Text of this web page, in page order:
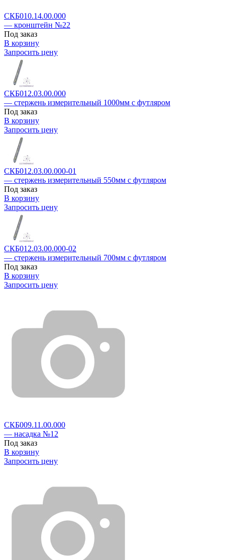
СКБ010.14.00.000
— кронштейн №22
Под заказ
В корзину
Запросить цену
СКБ012.03.00.000
— стержень измерительный 1000мм с футляром
Под заказ
В корзину
Запросить цену
СКБ012.03.00.000-01
— стержень измерительный 550мм с футляром
Под заказ
В корзину
Запросить цену
СКБ012.03.00.000-02
— стержень измерительный 700мм с футляром
Под заказ
В корзину
Запросить цену
СКБ009.11.00.000
— насадка №12
Под заказ
В корзину
Запросить цену